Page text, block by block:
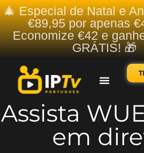
🎄 Especial de Natal e
€89,95 por apenas
Economize €42 e
GRÁTIS! 🎁
Assista
em